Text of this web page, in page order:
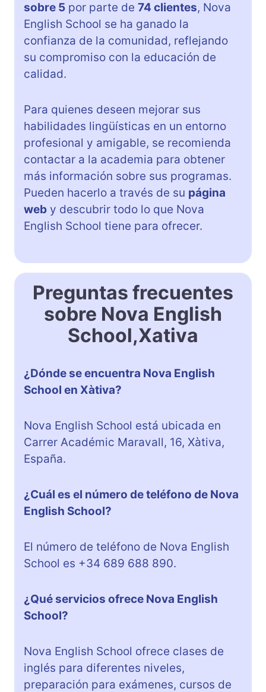
sobre 5 por parte de 74 clientes, Nova
English School se ha ganado la
confianza de la comunidad, reflejando
su compromiso con la educación de
calidad.
Para quienes deseen mejorar sus
habilidades lingüísticas en un entorno
profesional y amigable, se recomienda
contactar a la academia para obtener
más información sobre sus programas.
Pueden hacerlo a través de su página
web y descubrir todo lo que Nova
English School tiene para ofrecer.
Preguntas frecuentes
sobre Nova English
School,Xativa
¿Dónde se encuentra Nova English
School en Xàtiva?
Nova English School está ubicada en
Carrer Académic Maravall, 16, Xàtiva,
España.
¿Cuál es el número de teléfono de Nova
English School?
El número de teléfono de Nova English
School es +34 689 688 890.
¿Qué servicios ofrece Nova English
School?
Nova English School ofrece clases de
inglés para diferentes niveles,
preparación para exámenes, cursos de